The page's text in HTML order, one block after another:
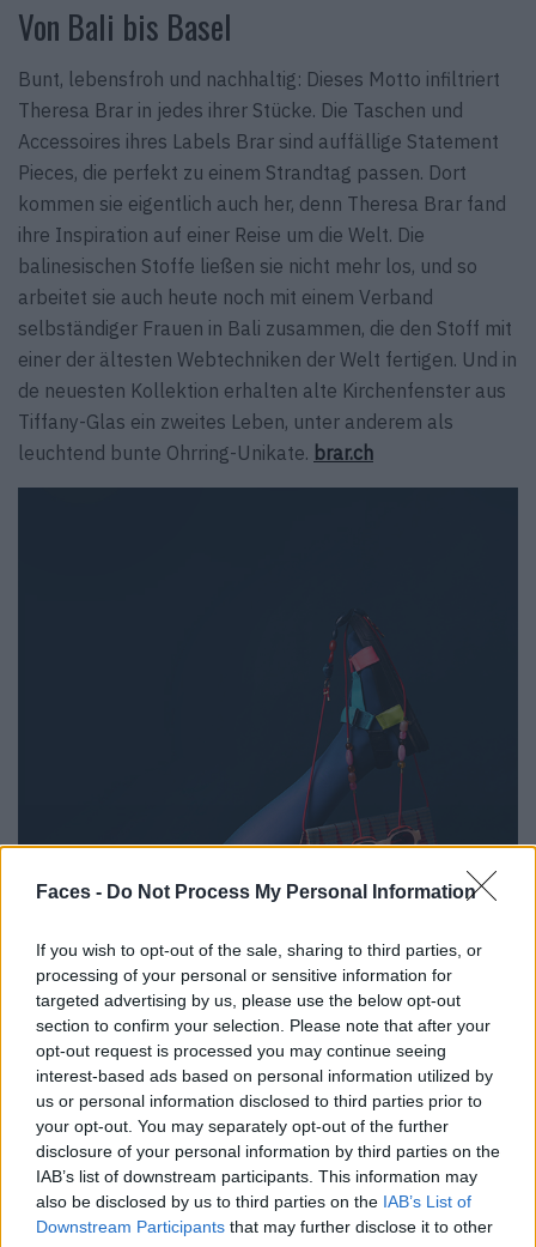
Faces - Do Not Process My Personal Information
If you wish to opt-out of the sale, sharing to third parties, or
processing of your personal or sensitive information for
targeted advertising by us, please use the below opt-out
section to confirm your selection. Please note that after your
opt-out request is processed you may continue seeing
interest-based ads based on personal information utilized by
us or personal information disclosed to third parties prior to
your opt-out. You may separately opt-out of the further
disclosure of your personal information by third parties on the
IAB’s list of downstream participants. This information may
also be disclosed by us to third parties on the IAB’s List of
Downstream Participants that may further disclose it to other
Von Bali bis Basel
Bunt, lebensfroh und nachhaltig: Dieses Motto infiltriert
Theresa Brar in jedes ihrer Stücke. Die Taschen und
Accessoires ihres Labels Brar sind auffällige Statement
Pieces, die perfekt zu einem Strandtag passen. Dort
kommen sie eigentlich auch her, denn Theresa Brar fand
ihre Inspiration auf einer Reise um die Welt. Die
balinesischen Stoffe ließen sie nicht mehr los, und so
arbeitet sie auch heute noch mit einem Verband
selbständiger Frauen in Bali zusammen, die den Stoff mit
einer der ältesten Webtechniken der Welt fertigen. Und in
de neuesten Kollektion erhalten alte Kirchen­fenster aus
Tiffany-Glas ein zweites Leben, unter anderem als
leuchtend bunte Ohrring-Unikate. brar.ch
© Make Me Smile